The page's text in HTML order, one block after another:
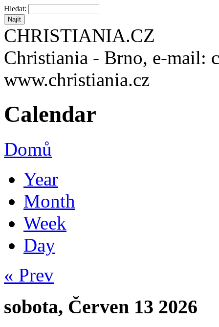
Hledat:
CHRISTIANIA.CZ
Christiania - Brno, e-mail:
www.christiania.cz
Calendar
Domů
Year
Month
Week
Day
« Prev
sobota, Červen 13 2026